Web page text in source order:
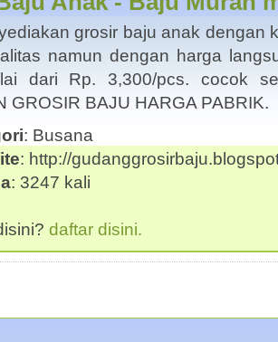
grosir baju anak dengan
namun dengan harga
dari Rp. 3,300/pcs. cocok
GROSIR BAJU HARGA PABRIK.
: Busana
: http://
: 3247 kali
daftar disini.